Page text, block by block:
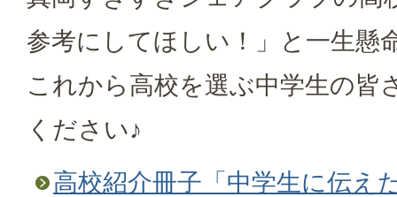
参考にしてほしい！」と一生懸
これから高校を選ぶ中学生の皆
ください♪
高校紹介冊子「中学生に伝え